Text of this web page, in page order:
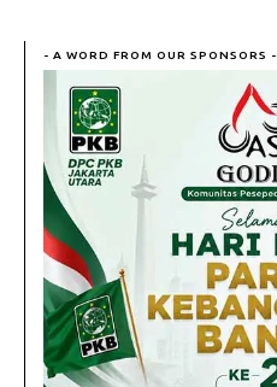
- A WORD FROM OUR SPONSORS -